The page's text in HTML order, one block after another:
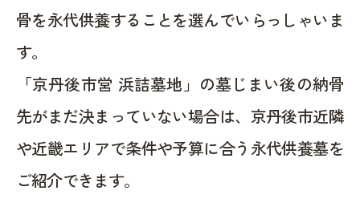
骨を永代供養することを選んでいらっしゃいま
す。
「京丹後市営 浜詰墓地」の墓じまい後の納骨
先がまだ決まっていない場合は、京丹後市近隣
や近畿エリアで条件や予算に合う永代供養墓を
ご紹介できます。